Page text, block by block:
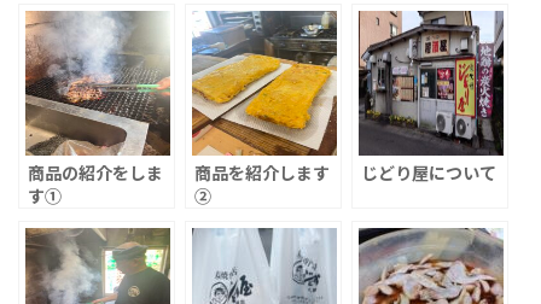
商品の紹介をしま
す①
商品を紹介します
②
じどり屋について